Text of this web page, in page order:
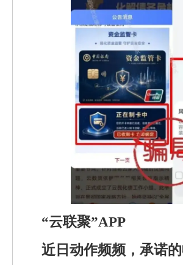
“云联聚”APP
近日动作频频，承诺